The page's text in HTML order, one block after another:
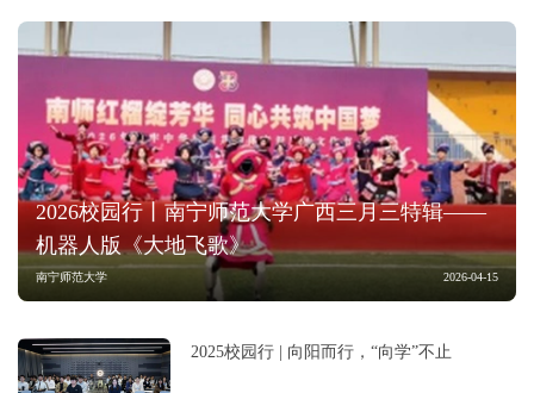
2026校园行丨南宁师范大学广西三月三特辑——
机器人版《大地飞歌》
南宁师范大学 2026-04-15
2025校园行 | 向阳而行，“向学”不止